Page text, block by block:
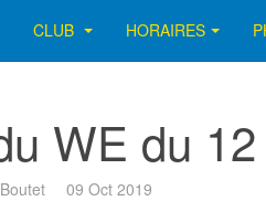
CLUB HORAIRES
WE du
09 Oct 2019